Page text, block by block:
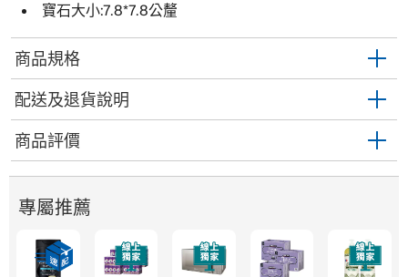
寶石大小:7.8*7.8公釐
商品規格
配送及退貨說明
商品評價
專屬推薦